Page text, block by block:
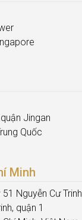
Jingan
Quốc
Minh
Nguyễn Cư Trinh
quận 1